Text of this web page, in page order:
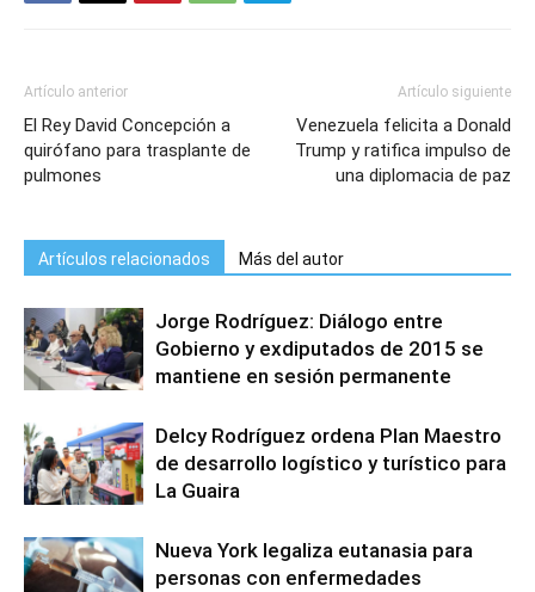
Artículo anterior
El Rey David Concepción a
quirófano para trasplante de
pulmones
Artículo siguiente
Venezuela felicita a Donald
Trump y ratifica impulso de
una diplomacia de paz
Artículos relacionados Más del autor
Jorge Rodríguez: Diálogo entre
Gobierno y exdiputados de 2015 se
mantiene en sesión permanente
Delcy Rodríguez ordena Plan Maestro
de desarrollo logístico y turístico para
La Guaira
Nueva York legaliza eutanasia para
personas con enfermedades